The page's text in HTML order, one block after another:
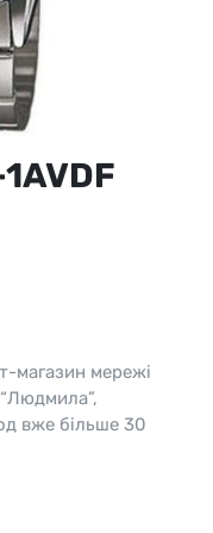
магазин мережі
вже більше 30